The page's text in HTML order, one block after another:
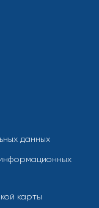
данных
карты